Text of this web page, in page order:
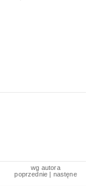
wg autora
poprzednie | nastęne